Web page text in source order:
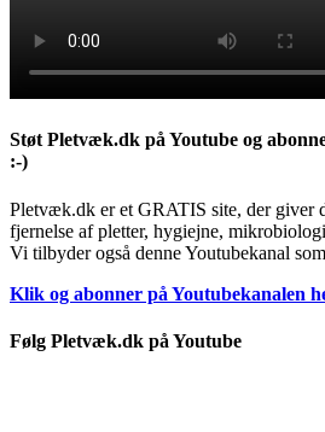
Støt Pletvæk.dk på Youtube og
:-)
Pletvæk.dk er et GRATIS site, der giver
fjernelse af pletter, hygiejne,
Vi tilbyder også denne Youtubekanal
Klik og abonner på Youtubekanalen
Følg Pletvæk.dk på Youtube